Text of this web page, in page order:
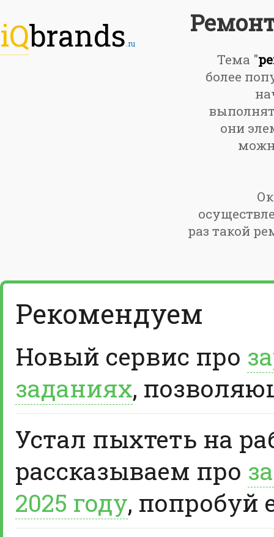
iQbrands .ru
Тема "
более
они
раз такой
Рекомендуем
Новый сервис про
заданиях,
Устал пыхтеть на
рассказываем про
2025 году, попробуй